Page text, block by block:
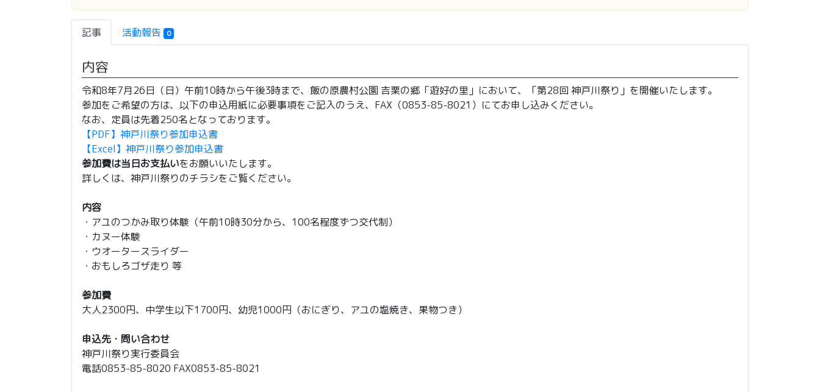
記事 活動報告 0
内容
令和8年7月26日（日）午前10時から午後3時まで、飯の原農村公園 吉栗の郷「遊好の里」において、「第28回 神戸川祭り」を開催いたします。
参加をご希望の方は、以下の申込用紙に必要事項をご記入のうえ、FAX（0853-85-8021）にてお申し込みください。
なお、定員は先着250名となっております。
【PDF】神戸川祭り参加申込書
【Excel】神戸川祭り参加申込書
参加費は当日お支払いをお願いいたします。
詳しくは、神戸川祭りのチラシをご覧ください。
内容
・アユのつかみ取り体験（午前10時30分から、100名程度ずつ交代制）
・カヌー体験
・ウオータースライダー
・おもしろゴザ走り 等
参加費
大人2300円、中学生以下1700円、幼児1000円（おにぎり、アユの塩焼き、果物つき）
申込先・問い合わせ
神戸川祭り実行委員会
電話0853-85-8020 FAX0853-85-8021